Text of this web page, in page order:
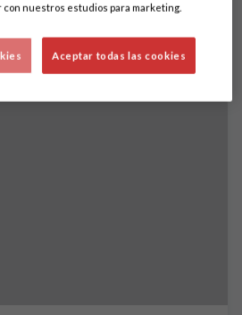
con nuestros estudios para marketing.
Aceptar todas las cookies